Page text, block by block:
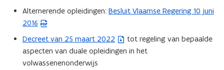
n
i
n
n
Alternerende opleidingen: Besluit Vlaamse Regering 10 juni
2016
(
D
F
Decreet van 25 maart 2022
(
b
e
tot regeling van bepaalde
aspecten van duale opleidingen in het
volwassenenonderwijs